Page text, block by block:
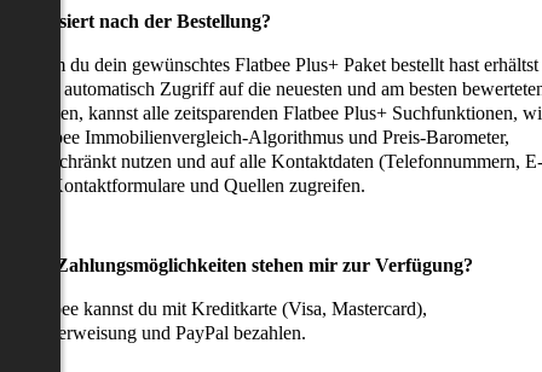
passiert nach der Bestellung?
du dein gewünschtes Flatbee Plus+ Paket bestellt hast erhältst
sofort automatisch Zugriff auf die neuesten und am besten
kannst alle zeitsparenden Flatbee Plus+ Suchfunktionen,
Flatbee Immobilienvergleich-Algorithmus und Preis-Barometer,
nutzen und auf alle Kontaktdaten (Telefonnummern, E-
Kontaktformulare und Quellen zugreifen.
Zahlungsmöglichkeiten stehen mir zur Verfügung?
Flatbee kannst du mit Kreditkarte (Visa, Mastercard),
und PayPal bezahlen.